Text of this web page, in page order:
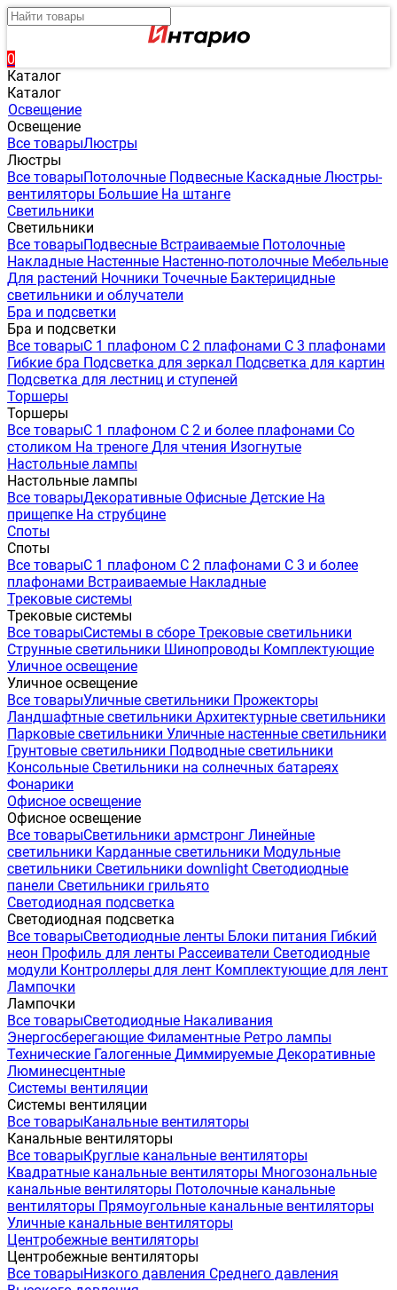
0
Каталог
Каталог
Освещение
Освещение
Все товарыЛюстры
Люстры
Все товарыПотолочные Подвесные Каскадные Люстры-
вентиляторы Большие На штанге
Светильники
Светильники
Все товарыПодвесные Встраиваемые Потолочные
Накладные Настенные Настенно-потолочные Мебельные
Для растений Ночники Точечные Бактерицидные
светильники и облучатели
Бра и подсветки
Бра и подсветки
Все товарыС 1 плафоном С 2 плафонами С 3 плафонами
Гибкие бра Подсветка для зеркал Подсветка для картин
Подсветка для лестниц и ступеней
Торшеры
Торшеры
Все товарыС 1 плафоном С 2 и более плафонами Со
столиком На треноге Для чтения Изогнутые
Настольные лампы
Настольные лампы
Все товарыДекоративные Офисные Детские На
прищепке На струбцине
Споты
Споты
Все товарыС 1 плафоном С 2 плафонами С 3 и более
плафонами Встраиваемые Накладные
Трековые системы
Трековые системы
Все товарыСистемы в сборе Трековые светильники
Струнные светильники Шинопроводы Комплектующие
Уличное освещение
Уличное освещение
Все товарыУличные светильники Прожекторы
Ландшафтные светильники Архитектурные светильники
Парковые светильники Уличные настенные светильники
Грунтовые светильники Подводные светильники
Консольные Светильники на солнечных батареях
Фонарики
Офисное освещение
Офисное освещение
Все товарыСветильники армстронг Линейные
светильники Карданные светильники Модульные
светильники Светильники downlight Светодиодные
панели Светильники грильято
Светодиодная подсветка
Светодиодная подсветка
Все товарыСветодиодные ленты Блоки питания Гибкий
неон Профиль для ленты Рассеиватели Светодиодные
модули Контроллеры для лент Комплектующие для лент
Лампочки
Лампочки
Все товарыСветодиодные Накаливания
Энергосберегающие Филаментные Ретро лампы
Технические Галогенные Диммируемые Декоративные
Люминесцентные
Системы вентиляции
Системы вентиляции
Все товарыКанальные вентиляторы
Канальные вентиляторы
Все товарыКруглые канальные вентиляторы
Квадратные канальные вентиляторы Многозональные
канальные вентиляторы Потолочные канальные
вентиляторы Прямоугольные канальные вентиляторы
Уличные канальные вентиляторы
Центробежные вентиляторы
Центробежные вентиляторы
Все товарыНизкого давления Среднего давления